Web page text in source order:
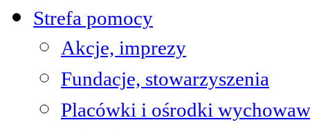
Strefa pomocy
Akcje, imprezy
Fundacje, stowarzyszenia
Placówki i ośrodki